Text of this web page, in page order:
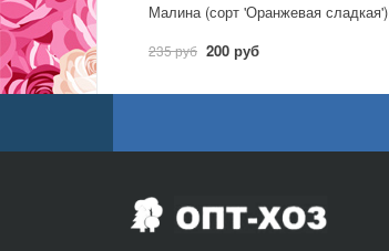
Малина (сорт 'Оранжевая сладкая')
235 руб 200 руб